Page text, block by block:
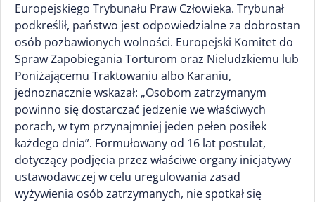
Europejskiego Trybunału Praw Człowieka. Trybunał
podkreślił, państwo jest odpowiedzialne za dobrostan
osób pozbawionych wolności. Europejski Komitet do
Spraw Zapobiegania Torturom oraz Nieludzkiemu lub
Poniżającemu Traktowaniu albo Karaniu,
jednoznacznie wskazał: „Osobom zatrzymanym
powinno się dostarczać jedzenie we właściwych
porach, w tym przynajmniej jeden pełen posiłek
każdego dnia”. Formułowany od 16 lat postulat,
dotyczący podjęcia przez właściwe organy inicjatywy
ustawodawczej w celu uregulowania zasad
wyżywienia osób zatrzymanych, nie spotkał się